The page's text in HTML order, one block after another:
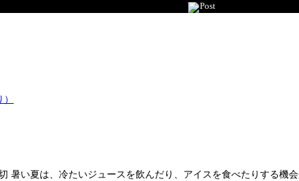
Post
暑い夏は、冷たいジュースを飲んだり、アイスを食べたりする機